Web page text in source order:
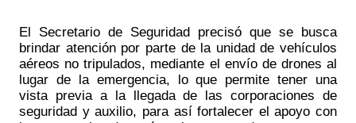
El Secretario de Seguridad precisó que se busca
brindar atención por parte de la unidad de vehículos
aéreos no tripulados, mediante el envío de drones al
lugar de la emergencia, lo que permite tener una
vista previa a la llegada de las corporaciones de
seguridad y auxilio, para así fortalecer el apoyo con